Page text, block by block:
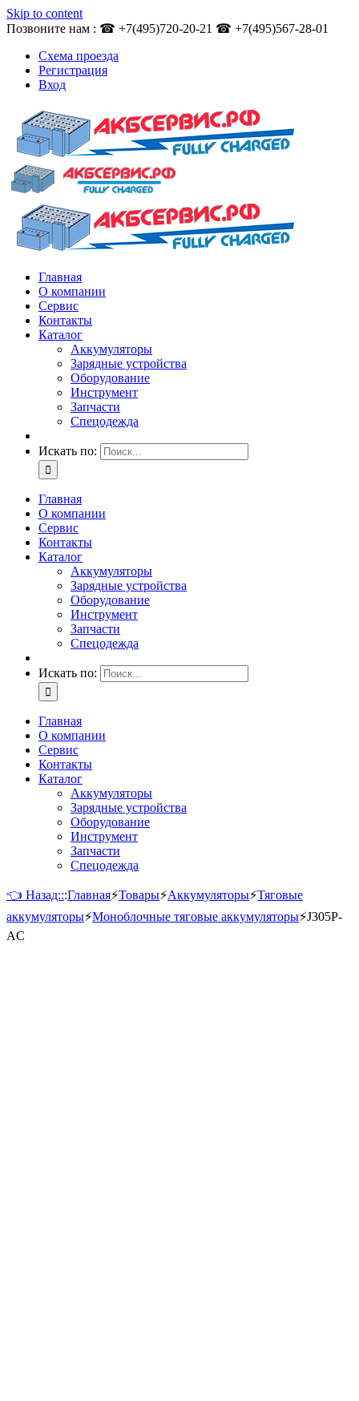
Skip to content
Позвоните нам : ☎ +7(495)720-20-21 ☎ +7(495)567-28-01
Схема проезда
Регистрация
Вход
Главная
О компании
Сервис
Контакты
Каталог
Аккумуляторы
Зарядные устройства
Оборудование
Инструмент
Запчасти
Спецодежда
Искать по:
Главная
О компании
Сервис
Контакты
Каталог
Аккумуляторы
Зарядные устройства
Оборудование
Инструмент
Запчасти
Спецодежда
Искать по:
Главная
О компании
Сервис
Контакты
Каталог
Аккумуляторы
Зарядные устройства
Оборудование
Инструмент
Запчасти
Спецодежда
👈 Назад:::Главная⚡Товары⚡Аккумуляторы⚡Тяговые
аккумуляторы⚡Моноблочные тяговые аккумуляторы⚡J305P-
AC